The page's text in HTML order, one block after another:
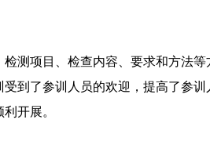
检测项目、检查内容、要求和方法等
到了参训人员的欢迎，提高了参训
开展。